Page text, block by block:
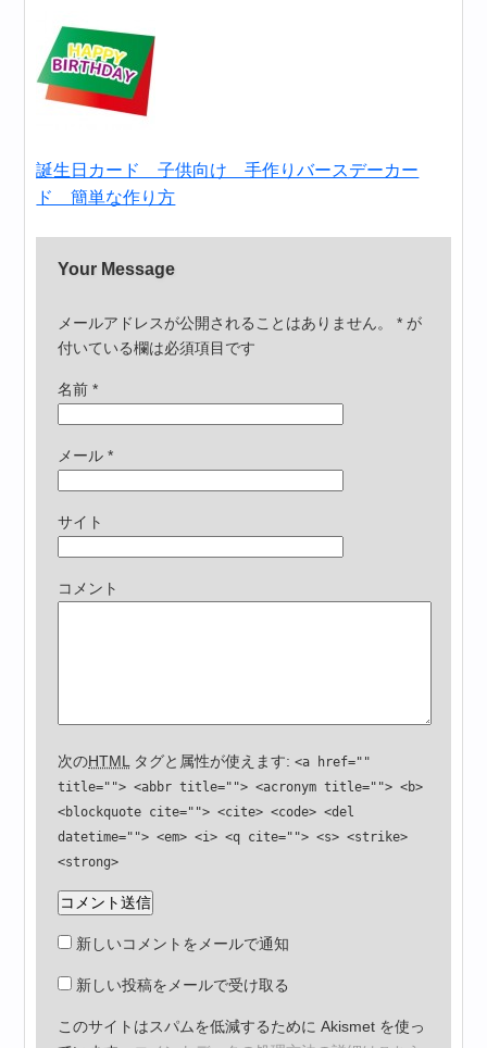
誕生日カード 子供向け 手作りバースデーカー
ド 簡単な作り方
Your Message
メールアドレスが公開されることはありません。 * が
付いている欄は必須項目です
名前*
メール*
サイト
コメント
次のHTML タグと属性が使えます:<a href=""
title=""> <abbr title=""> <acronym title=""> <b>
<blockquote cite=""> <cite> <code> <del
datetime=""> <em> <i> <q cite=""> <s> <strike>
<strong>
新しいコメントをメールで通知
新しい投稿をメールで受け取る
このサイトはスパムを低減するために Akismet を使っ